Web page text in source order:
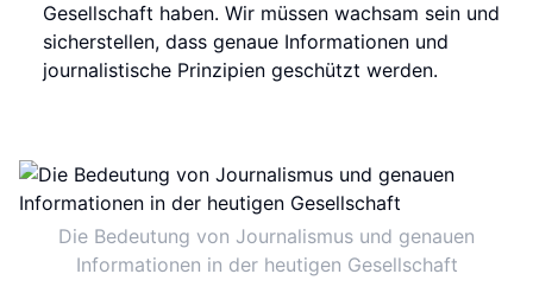
Gesellschaft haben. Wir müssen wachsam sein und
sicherstellen, dass genaue Informationen und
journalistische Prinzipien geschützt werden.
Die Bedeutung von Journalismus und genauen
Informationen in der heutigen Gesellschaft